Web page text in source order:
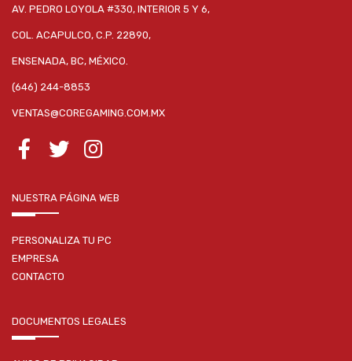
AV. PEDRO LOYOLA #330, INTERIOR 5 Y 6,
COL. ACAPULCO, C.P. 22890,
ENSENADA, BC, MÉXICO.
(646) 244-8853
VENTAS@COREGAMING.COM.MX
NUESTRA PÁGINA WEB
PERSONALIZA TU PC
EMPRESA
CONTACTO
DOCUMENTOS LEGALES